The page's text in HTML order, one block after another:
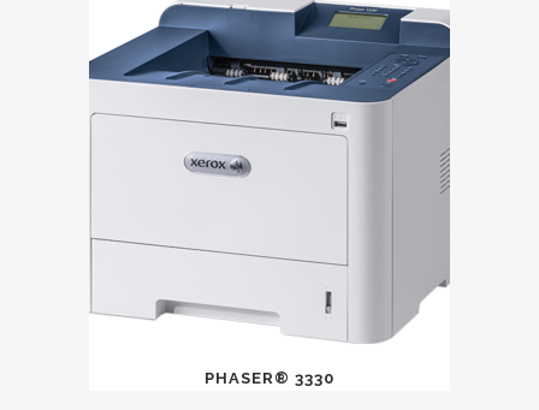
PHASER® 3330